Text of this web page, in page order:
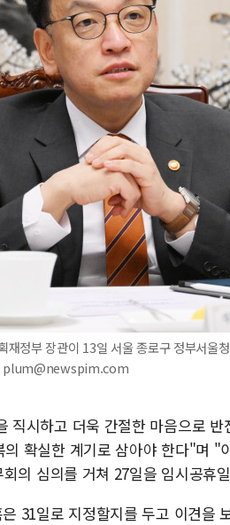
재정부 장관이 13일 서울 종로구 정부서울
plum@newspim.com
직시하고 더욱 간절한 마음으로
확실한 계기로 삼아야 한다"며 "
의 심의를 거쳐 27일을 임시공휴
31일로 지정할지를 두고 이견을